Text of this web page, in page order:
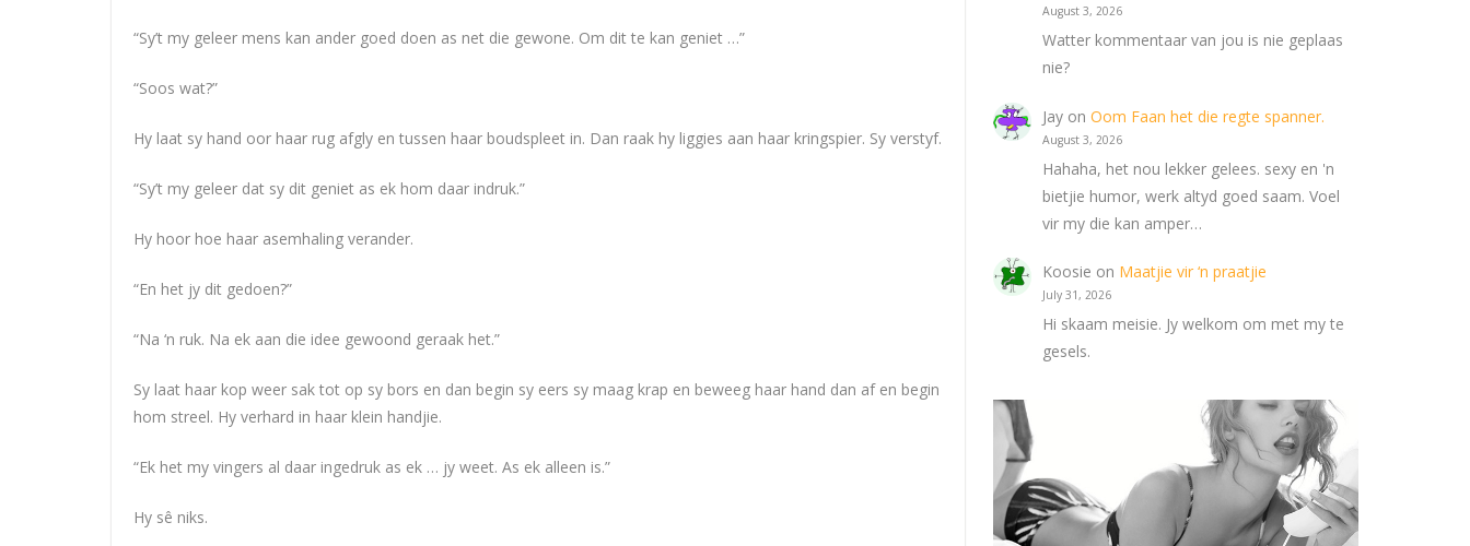
“Sy’t my geleer mens kan ander goed doen as net die gewone. Om dit te kan geniet …”
“Soos wat?”
Hy laat sy hand oor haar rug afgly en tussen haar boudspleet in. Dan raak hy liggies aan haar kringspier. Sy verstyf.
“Sy’t my geleer dat sy dit geniet as ek hom daar indruk.”
Hy hoor hoe haar asemhaling verander.
“En het jy dit gedoen?”
“Na ‘n ruk. Na ek aan die idee gewoond geraak het.”
Sy laat haar kop weer sak tot op sy bors en dan begin sy eers sy maag krap en beweeg haar hand dan af en begin
hom streel. Hy verhard in haar klein handjie.
“Ek het my vingers al daar ingedruk as ek … jy weet. As ek alleen is.”
Hy sê niks.
August 3, 2026
Watter kommentaar van jou is nie geplaas
nie?
Jay onOom Faan het die regte spanner.
August 3, 2026
Hahaha, het nou lekker gelees. sexy en 'n
bietjie humor, werk altyd goed saam. Voel
vir my die kan amper…
Koosie on Maatjie vir ‘n praatjie
July 31, 2026
Hi skaam meisie. Jy welkom om met my te
gesels.